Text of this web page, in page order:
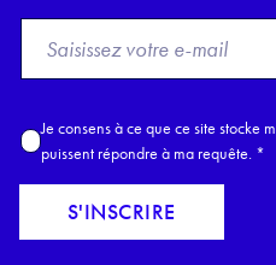
o
E
m
a
l
A
c
c
Je consens à ce que ce site stocke
puissent répondre à ma requête. *
S'INSCRIRE